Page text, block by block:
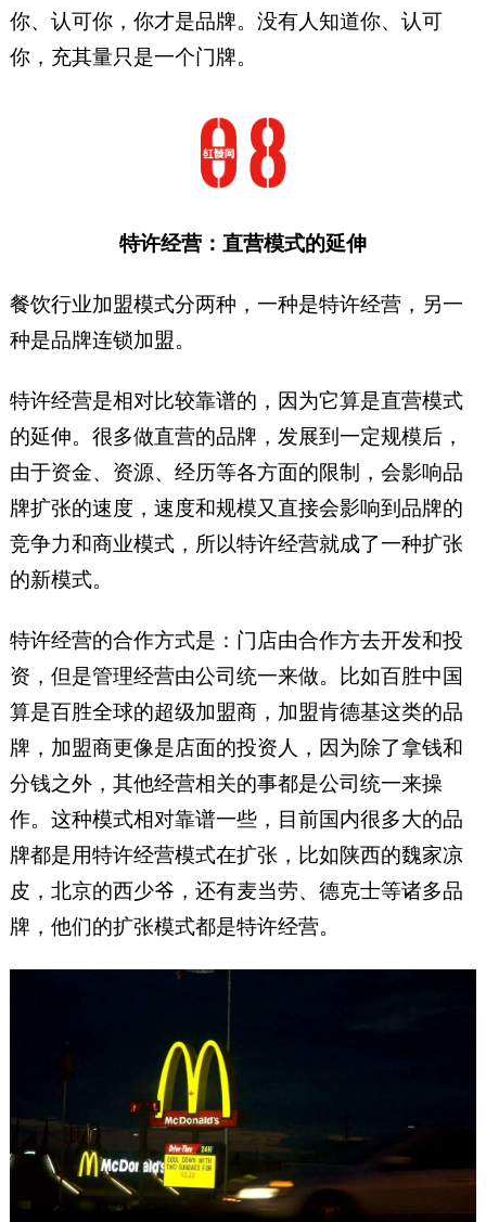
你、认可你，你才是品牌。没有人知道你、认可
你，充其量只是一个门牌。
特许经营：直营模式的延伸
餐饮行业加盟模式分两种，一种是特许经营，另一
种是品牌连锁加盟。
特许经营是相对比较靠谱的，因为它算是直营模式
的延伸。很多做直营的品牌，发展到一定规模后，
由于资金、资源、经历等各方面的限制，会影响品
牌扩张的速度，速度和规模又直接会影响到品牌的
竞争力和商业模式，所以特许经营就成了一种扩张
的新模式。
特许经营的合作方式是：门店由合作方去开发和投
资，但是管理经营由公司统一来做。比如百胜中国
算是百胜全球的超级加盟商，加盟肯德基这类的品
牌，加盟商更像是店面的投资人，因为除了拿钱和
分钱之外，其他经营相关的事都是公司统一来操
作。这种模式相对靠谱一些，目前国内很多大的品
牌都是用特许经营模式在扩张，比如陕西的魏家凉
皮，北京的西少爷，还有麦当劳、德克士等诸多品
牌，他们的扩张模式都是特许经营。